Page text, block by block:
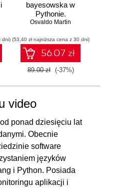
-
OGLĄDAJ »
00:11:50
00:01:09
00:01:09
dni)
bayesowska w
Pythonie.
Praktyczny
modelowaniu
probabilistycznym.
Wydanie III
Osvaldo Martin
(53,40 zł najniższa cena z 30 dni)
56.07 zł
89.00 zł (-37%)
video
ponad dziesięciu lat
Obecnie
software
języków
i Python. Posiada
aplikacji i